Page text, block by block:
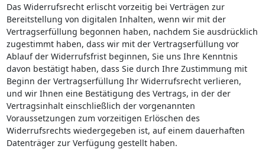
Das Widerrufsrecht erlischt vorzeitig bei Verträgen zur
Bereitstellung von digitalen Inhalten, wenn wir mit der
Vertragserfüllung begonnen haben, nachdem Sie ausdrücklich
zugestimmt haben, dass wir mit der Vertragserfüllung vor
Ablauf der Widerrufsfrist beginnen, Sie uns Ihre Kenntnis
davon bestätigt haben, dass Sie durch Ihre Zustimmung mit
Beginn der Vertragserfüllung Ihr Widerrufsrecht verlieren,
und wir Ihnen eine Bestätigung des Vertrags, in der der
Vertragsinhalt einschließlich der vorgenannten
Voraussetzungen zum vorzeitigen Erlöschen des
Widerrufsrechts wiedergegeben ist, auf einem dauerhaften
Datenträger zur Verfügung gestellt haben.